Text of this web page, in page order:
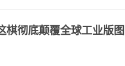
棋彻底颠覆全球工业版图